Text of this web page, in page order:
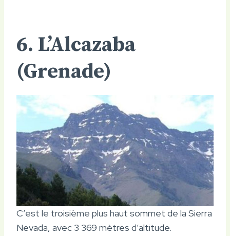
6. L’Alcazaba
(Grenade)
C’est le troisième plus haut sommet de la Sierra
Nevada, avec 3 369 mètres d’altitude.